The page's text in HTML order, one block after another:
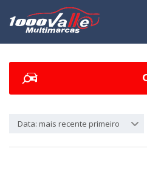
Data: mais recente primeiro